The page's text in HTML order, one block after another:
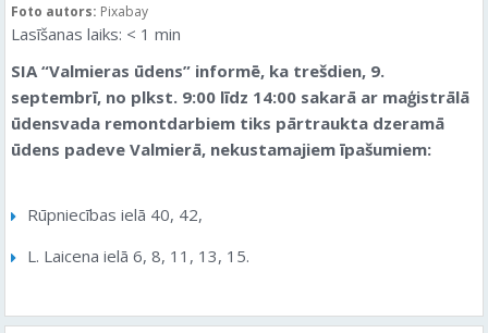
Foto autors: Pixabay
Lasīšanas laiks: < 1 min
SIA “Valmieras ūdens” informē, ka trešdien, 9.
septembrī, no plkst. 9:00 līdz 14:00 sakarā ar maģistrālā
ūdensvada remontdarbiem tiks pārtraukta dzeramā
ūdens padeve Valmierā, nekustamajiem īpašumiem:
Rūpniecības ielā 40, 42,
L. Laicena ielā 6, 8, 11, 13, 15.